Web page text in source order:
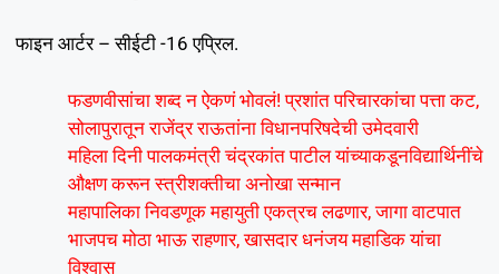
फाइन आर्टर – सीईटी -16 एप्रिल.
फडणवीसांचा शब्द न ऐकणं भोवलं! प्रशांत परिचारकांचा पत्ता कट,
सोलापुरातून राजेंद्र राऊतांना विधानपरिषदेची उमेदवारी
महिला दिनी पालकमंत्री चंद्रकांत पाटील यांच्याकडूनविद्यार्थिनींचे
औक्षण करून स्त्रीशक्तीचा अनोखा सन्मान
महापालिका निवडणूक महायुती एकत्रच लढणार, जागा वाटपात
भाजपच मोठा भाऊ राहणार, खासदार धनंजय महाडिक यांचा
विश्वास